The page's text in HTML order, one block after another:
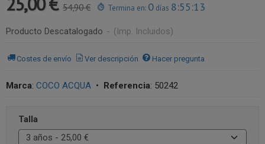
54,90 € Termina en: 0 días 8:55:13
Producto Descatalogado - (Imp. Incluidos)
Costes de envío Ver descripción Hacer pregunta
Marca: COCO ACQUA • Referencia: 50242
Talla